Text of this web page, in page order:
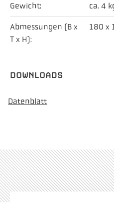
Gewicht: ca. 4
Abmessungen (B x
T x H):
180 x
DOWNLOADS
Datenblatt